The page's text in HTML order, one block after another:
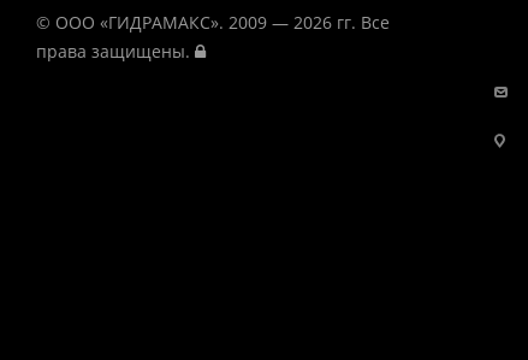
© ООО «ГИДРАМАКС». 2009 — 2026 гг. Все
права защищены.